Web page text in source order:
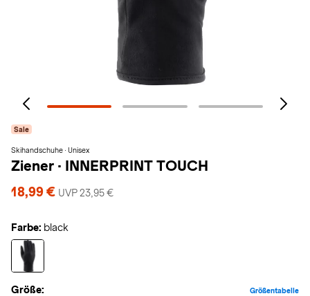
Sale
Skihandschuhe · Unisex
Ziener · INNERPRINT TOUCH
18,99 € UVP 23,95 €
Farbe: black
Größe: Größentabelle